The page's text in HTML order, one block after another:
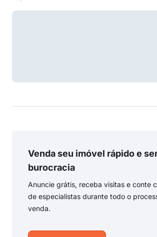
Venda seu imóvel rápido e
burocracia
Anuncie grátis, receba visitas e conte
de especialistas durante todo o
venda.